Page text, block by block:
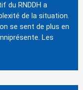
du RNDDH a
de la situation.
se sent de plus en
Les